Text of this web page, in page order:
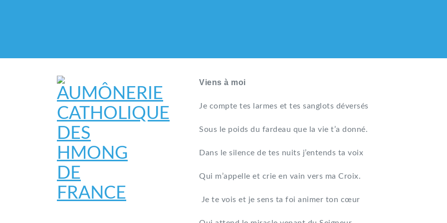
Viens à moi
Je compte tes larmes et tes sanglots déversés
Sous le poids du fardeau que la vie t’a donné.
Dans le silence de tes nuits j’entends ta voix
Qui m’appelle et crie en vain vers ma Croix.
Je te vois et je sens ta foi animer ton cœur